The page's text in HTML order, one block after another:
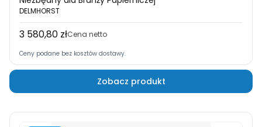
DELMHORST
Cena
3 580,80 złCena netto
Ceny podane bez kosztów dostawy.
Zobacz produkt